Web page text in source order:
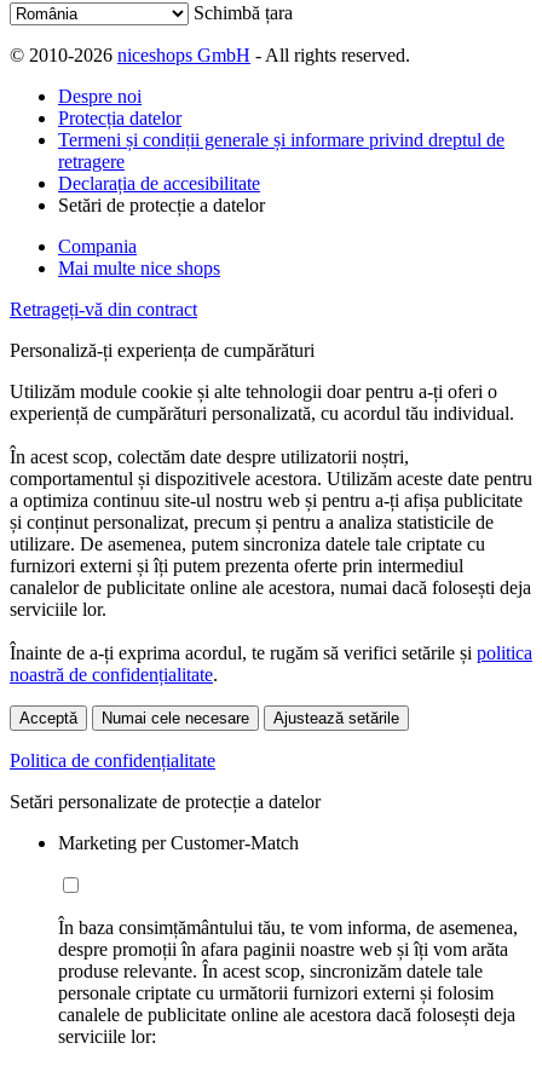
Schimbă țara
© 2010-2026 niceshops GmbH - All rights reserved.
Despre noi
Protecția datelor
Termeni și condiții generale și informare privind dreptul de
retragere
Declarația de accesibilitate
Setări de protecție a datelor
Compania
Mai multe nice shops
Retrageți-vă din contract
Personaliză-ți experiența de cumpărături
Utilizăm module cookie și alte tehnologii doar pentru a-ți oferi o
experiență de cumpărături personalizată, cu acordul tău individual.
În acest scop, colectăm date despre utilizatorii noștri,
comportamentul și dispozitivele acestora. Utilizăm aceste date pentru
a optimiza continuu site-ul nostru web și pentru a-ți afișa publicitate
și conținut personalizat, precum și pentru a analiza statisticile de
utilizare. De asemenea, putem sincroniza datele tale criptate cu
furnizori externi și îți putem prezenta oferte prin intermediul
canalelor de publicitate online ale acestora, numai dacă folosești deja
serviciile lor.
Înainte de a-ți exprima acordul, te rugăm să verifici setările și politica
noastră de confidențialitate.
Acceptă Numai cele necesare Ajustează setările
Politica de confidențialitate
Setări personalizate de protecție a datelor
Marketing per Customer-Match
În baza consimțământului tău, te vom informa, de asemenea,
despre promoții în afara paginii noastre web și îți vom arăta
produse relevante. În acest scop, sincronizăm datele tale
personale criptate cu următorii furnizori externi și folosim
canalele de publicitate online ale acestora dacă folosești deja
serviciile lor: